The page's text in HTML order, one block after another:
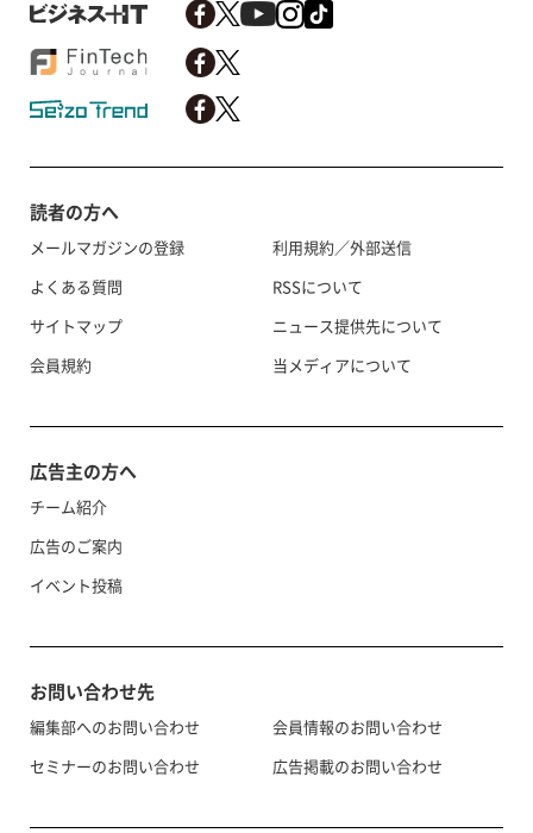
読者の方へ
メールマガジンの登録
よくある質問
サイトマップ
会員規約
利用規約／外部送信
RSSについて
ニュース提供先について
当メディアについて
広告主の方へ
チーム紹介
広告のご案内
イベント投稿
お問い合わせ先
編集部へのお問い合わせ
セミナーのお問い合わせ
会員情報のお問い合わせ
広告掲載のお問い合わせ